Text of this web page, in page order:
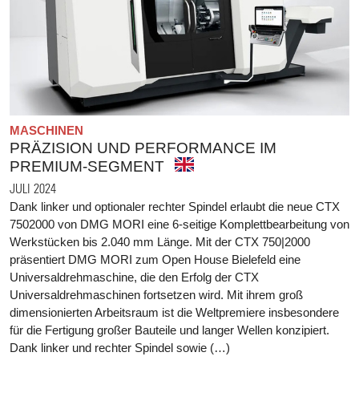
MASCHINEN
PRÄZISION UND PERFORMANCE IM
PREMIUM-SEGMENT
JULI 2024
Dank linker und optionaler rechter Spindel erlaubt die neue CTX
7502000 von DMG MORI eine 6-seitige Komplettbearbeitung von
Werkstücken bis 2.040 mm Länge. Mit der CTX 750|2000
präsentiert DMG MORI zum Open House Bielefeld eine
Universaldrehmaschine, die den Erfolg der CTX
Universaldrehmaschinen fortsetzen wird. Mit ihrem groß
dimensionierten Arbeitsraum ist die Weltpremiere insbesondere
für die Fertigung großer Bauteile und langer Wellen konzipiert.
Dank linker und rechter Spindel sowie (…)